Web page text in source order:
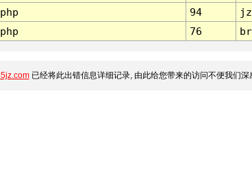
94
76
已经将此出错信息详细记录, 由此给您带来的访问不便我们深